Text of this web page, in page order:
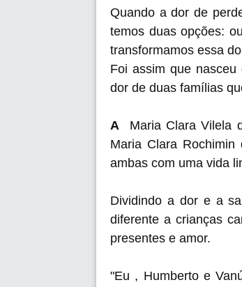
Quando a dor de
temos duas opções:
transformamos essa
Foi assim que
dor de duas famílias
A
Maria Clara Vilela
Maria Clara
ambas com uma vida
Dividindo a dor e a
diferente a crianças
presentes e amor.
"Eu , Humberto e